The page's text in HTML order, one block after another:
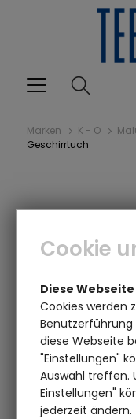
Marken K - O
Geschirrtuch
Cookie
Diese
Cookies werden
diese Webseite
"Einstellungen"
Auswahl treffen.
Einstellungen"
jederzeit ändern.